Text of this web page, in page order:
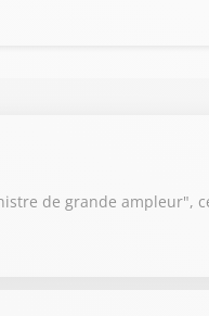
de grande ampleur",